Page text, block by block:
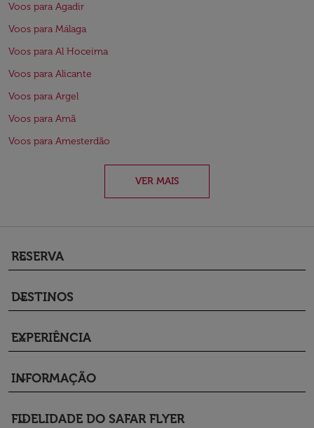
Voos para Agadir
Voos para Málaga
Voos para Al Hoceima
Voos para Alicante
Voos para Argel
Voos para Amã
Voos para Amesterdão
VER MAIS
RESERVA
keyboard_arrow_down
DESTINOS
keyboard_arrow_down
EXPERIÊNCIA
keyboard_arrow_down
INFORMAÇÃO
keyboard_arrow_down
FIDELIDADE DO SAFAR FLYER
keyboard_arrow_down